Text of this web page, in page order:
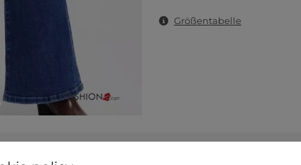
Größentabelle